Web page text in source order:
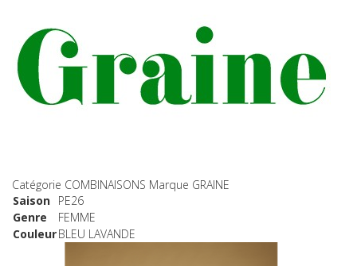
Catégorie COMBINAISONS Marque GRAINE
Saison PE26
Genre
FEMME
CouleurBLEU LAVANDE